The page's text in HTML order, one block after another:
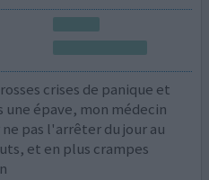
crises de panique et
une épave, mon médecin
pas l'arrêter du jour au
et en plus crampes